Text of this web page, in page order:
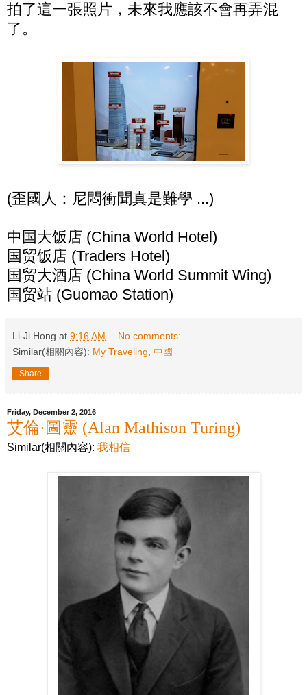
拍了這一張照片，未來我應該不會再弄混
了。
(歪國人：尼悶衝聞真是難學 ...)
中国大饭店 (China World Hotel)
国贸饭店 (Traders Hotel)
国贸大酒店 (China World Summit Wing)
国贸站 (Guomao Station)
Li-Ji Hong at 9:16 AM
No comments:
Similar(相關內容): My Traveling 中國
Share
Friday, December 2, 2016
艾倫·圖靈 (Alan Mathison Turing)
Similar(相關內容): 我相信